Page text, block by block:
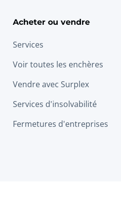
Acheter ou vendre
Services
Voir toutes les enchères
Vendre avec Surplex
Services d'insolvabilité
Fermetures d'entreprises